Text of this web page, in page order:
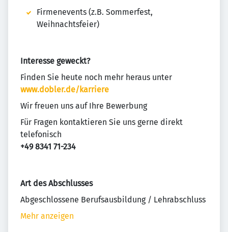
Firmenevents (z.B. Sommerfest,
Weihnachtsfeier)
Interesse geweckt?
Finden Sie heute noch mehr heraus unter
www.dobler.de/karriere
Wir freuen uns auf Ihre Bewerbung
Für Fragen kontaktieren Sie uns gerne direkt
telefonisch
+49 8341 71-234
Art des Abschlusses
Abgeschlossene Berufsausbildung / Lehrabschluss
Mehr anzeigen